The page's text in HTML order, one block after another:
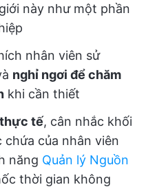
này như một phần
nhân viên sử
nghỉ ngơi để chăm
khi cần thiết
tế, cân nhắc khối
của nhân viên
năng Quản lý Nguồn
thời gian không